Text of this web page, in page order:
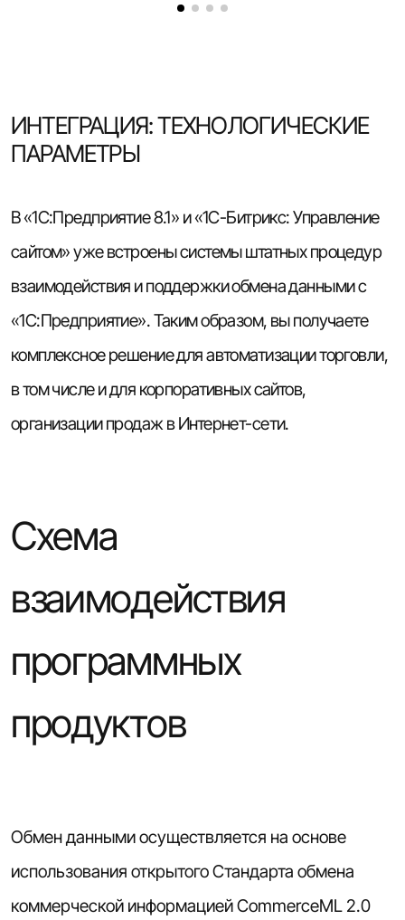
ИНТЕГРАЦИЯ: ТЕХНОЛОГИЧЕСКИЕ
ПАРАМЕТРЫ
В «1С:Предприятие 8.1» и «1С-Битрикс: Управление
сайтом» уже встроены системы штатных процедур
взаимодействия и поддержки обмена данными с
«1С:Предприятие». Таким образом, вы получаете
комплексное решение для автоматизации торговли,
в том числе и для корпоративных сайтов,
организации продаж в Интернет-сети.
Схема
взаимодействия
программных
продуктов
Обмен данными осуществляется на основе
использования открытого Стандарта обмена
коммерческой информацией CommerceML 2.0